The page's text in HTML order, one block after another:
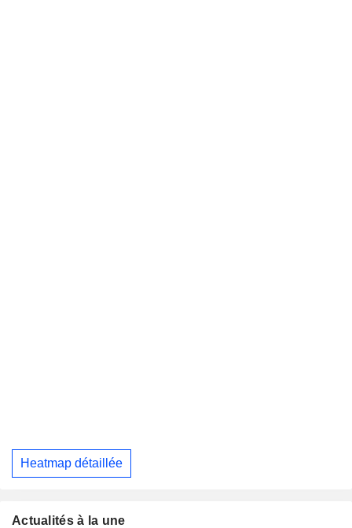
Heatmap détaillée
Actualités à la une